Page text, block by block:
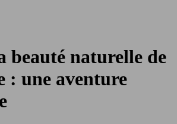
beauté naturelle de
: une aventure